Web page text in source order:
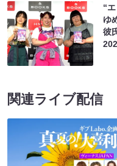
“
ゆ
彼
関連ライブ配信